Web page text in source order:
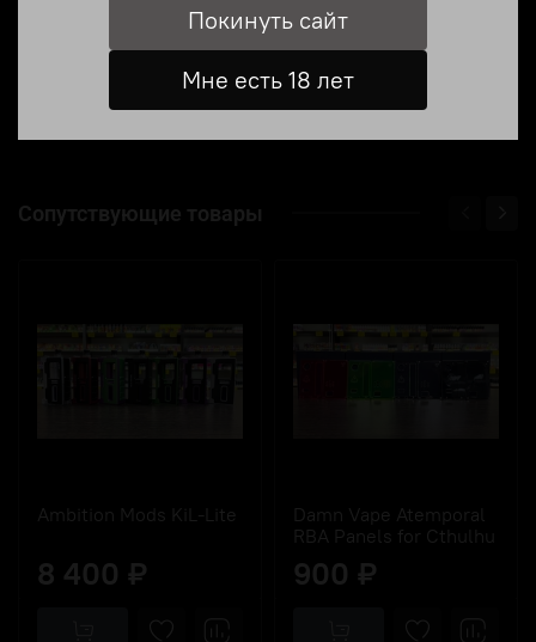
Отзывы (1)
Сопутствующие товары
Ambition Mods KiL-Lite
8 400 ₽
Damn Vape Atemporal
RBA Panels for Cthulhu
900 ₽
Покинуть сайт
Мне есть 18 лет